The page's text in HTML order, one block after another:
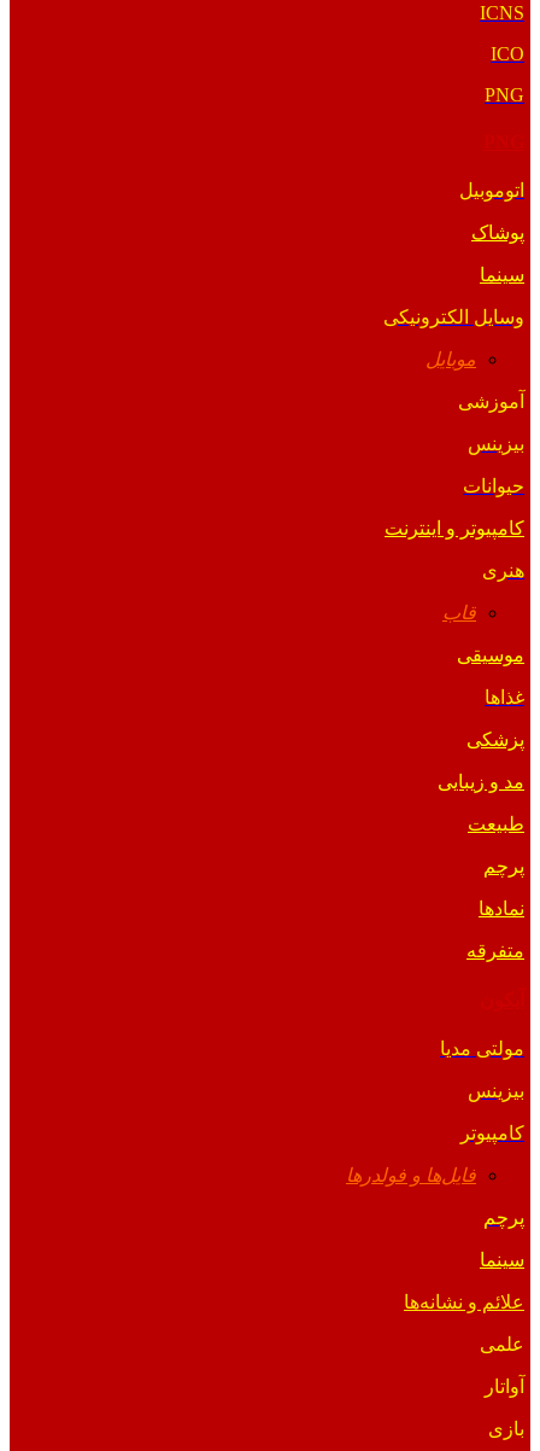
ICNS
ICO
PNG
اتوموبیل
پوشاک
سینما
وسایل الکترونیکی
موبایل
آموزشی
بیزینس
حیوانات
کامپیوتر و اینترنت
هنری
قاب
موسیقی
غذاها
پزشکی
مد و زیبایی
طبیعت
پرچم
نمادها
متفرقه
مولتی مدیا
بیزینس
کامپیوتر
فایل‌ها و فولدرها
پرچم
سینما
علائم و نشانه‌ها
علمی
آواتار
بازی